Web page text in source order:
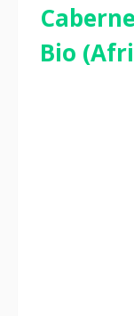
Bio